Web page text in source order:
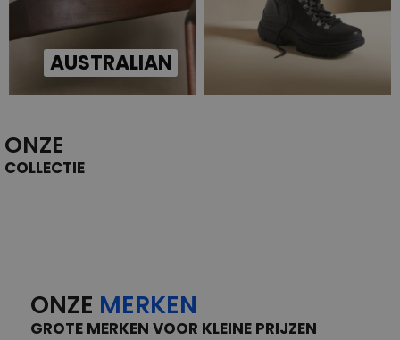
AUSTRALIAN
ONZE
COLLECTIE
ONZE MERKEN
GROTE MERKEN VOOR KLEINE PRIJZEN